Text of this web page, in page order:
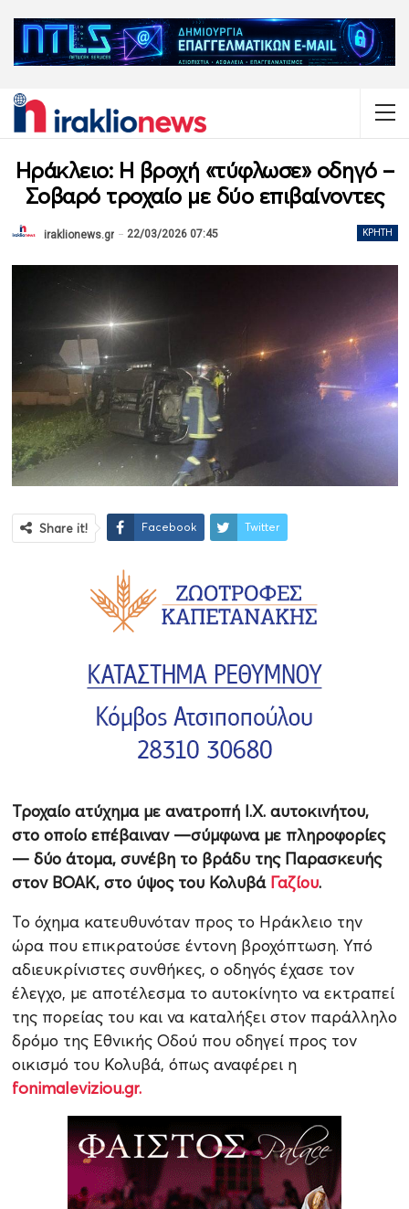
Ηράκλειο: Η βροχή «τύφλωσε» οδηγό –
Σοβαρό τροχαίο με δύο επιβαίνοντες
ΚΡΉΤΗ
iraklionews.gr 22/03/2026 07:45
Share it! Facebook Twitter
Τροχαίο ατύχημα με ανατροπή Ι.Χ. αυτοκινήτου,
στο οποίο επέβαιναν —σύμφωνα με πληροφορίες
— δύο άτομα, συνέβη το βράδυ της Παρασκευής
στον ΒΟΑΚ, στο ύψος του Κολυβά Γαζίου.
Το όχημα κατευθυνόταν προς το Ηράκλειο την
ώρα που επικρατούσε έντονη βροχόπτωση. Υπό
αδιευκρίνιστες συνθήκες, ο οδηγός έχασε τον
έλεγχο, με αποτέλεσμα το αυτοκίνητο να εκτραπεί
της πορείας του και να καταλήξει στον παράλληλο
δρόμο της Εθνικής Οδού που οδηγεί προς τον
οικισμό του Κολυβά, όπως αναφέρει η
fonimaleviziou.gr.